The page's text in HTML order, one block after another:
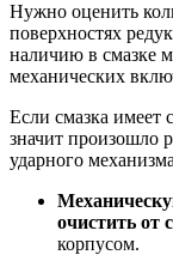
Нужно оценить
поверхностях
наличию в смазке
механических
Если смазка имеет
значит произошло
ударного
очистить от
корпусом.